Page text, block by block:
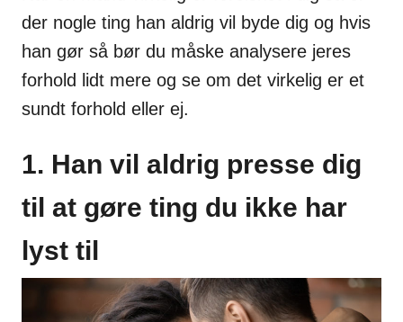
der nogle ting han aldrig vil byde dig og hvis
han gør så bør du måske analysere jeres
forhold lidt mere og se om det virkelig er et
sundt forhold eller ej.
1. Han vil aldrig presse dig
til at gøre ting du ikke har
lyst til